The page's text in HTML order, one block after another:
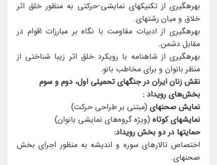
بهره­گیری از تکنیک­های نمایشی-حرکتی به منظور خلق اثر
خلاق و میان رشته­ای.
بهره­گیری از ادبیات مقاومت با نگاه بر مبارزات اقوام در
مقابل دشمن.
بهره­گیری از شاهنامه با رویکرد خلق اثر زیبا شناختی از
منظر بانوان و برای مخاطب بانو.
نقش زنان ایران در جنگ­های تحمیلی اول، دوم و سوم
بخش‌های رویداد :
نمایش صحنه­ای (مبتنی بر طراحی حرکت)
نمایش­های کوتاه (ویژه گروه‌های نمایشی بانوان)
حمایت­ها در دو بخش رویداد:
اختصاص تالارهای سوره و اندیشه به منظور اجرای بخش
صحنه­ای.